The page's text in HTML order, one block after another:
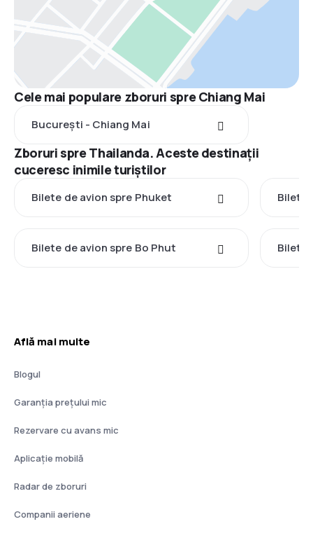
Cele mai populare zboruri spre Chiang Mai
București - Chiang Mai
Zboruri spre Thailanda. Aceste destinații
cuceresc inimile turiștilor
Bilete de avion spre Phuket Bilete
Bilete de avion spre Bo Phut Bilete
Află mai multe
Blogul
Garanția prețului mic
Rezervare cu avans mic
Aplicație mobilă
Radar de zboruri
Companii aeriene